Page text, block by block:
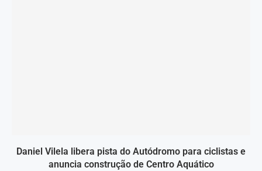
Daniel Vilela libera pista do Autódromo para ciclistas e
anuncia construção de Centro Aquático